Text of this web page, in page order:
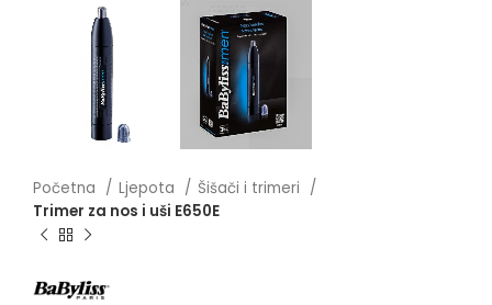
Početna Ljepota
Šišači i trimeri
Trimer za nos i uši E650E